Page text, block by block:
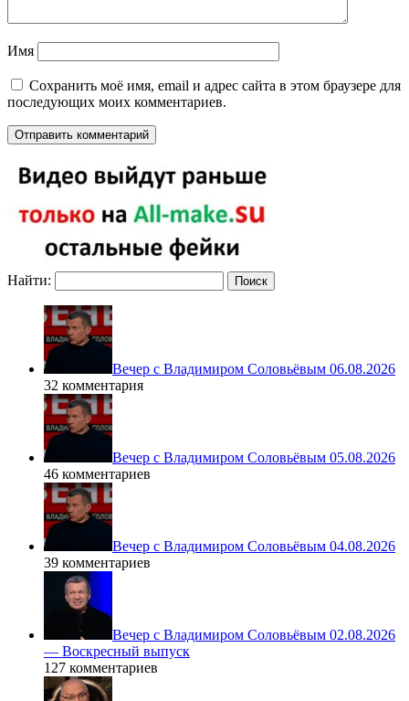
Имя
Сохранить моё имя, email и адрес сайта в этом браузере для
последующих моих комментариев.
Найти:
Вечер с Владимиром Соловьёвым 06.08.2026
32 комментария
Вечер с Владимиром Соловьёвым 05.08.2026
46 комментариев
Вечер с Владимиром Соловьёвым 04.08.2026
39 комментариев
Вечер с Владимиром Соловьёвым 02.08.2026
— Воскресный выпуск
127 комментариев